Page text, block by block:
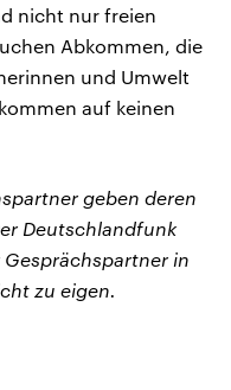
nicht nur freien
Abkommen, die
und Umwelt
auf keinen
geben deren
Deutschlandfunk
in
zu eigen.